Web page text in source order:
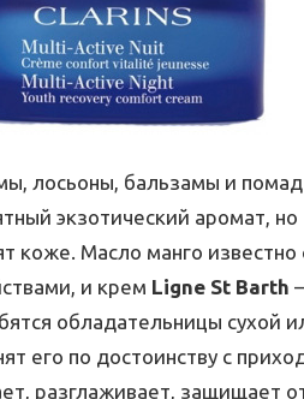
лосьоны, бальзамы и
экзотический аромат,
коже. Масло манго
и крем Ligne St Barth
обладательницы сухой
его по достоинству с
разглаживает, защищает